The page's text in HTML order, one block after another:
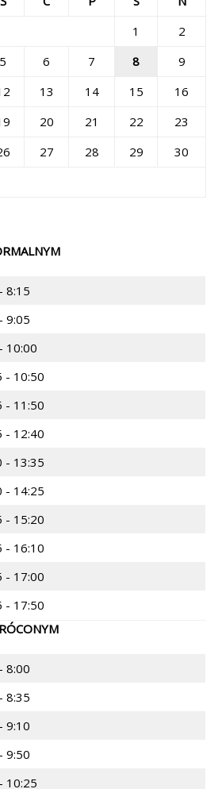
1
2
5 6 7 8
9
13 14 15
16
20 21 22
23
27 28 29
30
8:15
9:05
10:00
- 10:50
- 11:50
- 12:40
- 13:35
- 14:25
- 15:20
- 16:10
- 17:00
- 17:50
8:00
8:35
9:10
9:50
10:25